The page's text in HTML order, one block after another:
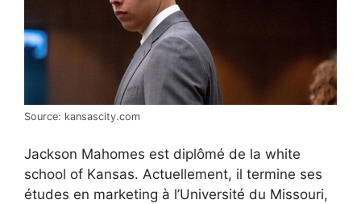
Source: kansascity.com
Jackson Mahomes est diplômé de la white
school of Kansas. Actuellement, il termine ses
études en marketing à l’Université du Missouri,